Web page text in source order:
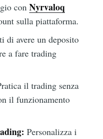
con Nyrvaloq
sulla piattaforma.
di avere un deposito
a fare trading
il trading senza
il funzionamento
Personalizza i